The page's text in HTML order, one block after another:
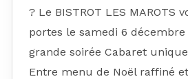
? Le BISTROT LES MAROTS
portes le samedi 6
grande soirée Cabaret
Entre menu de Noël raffiné